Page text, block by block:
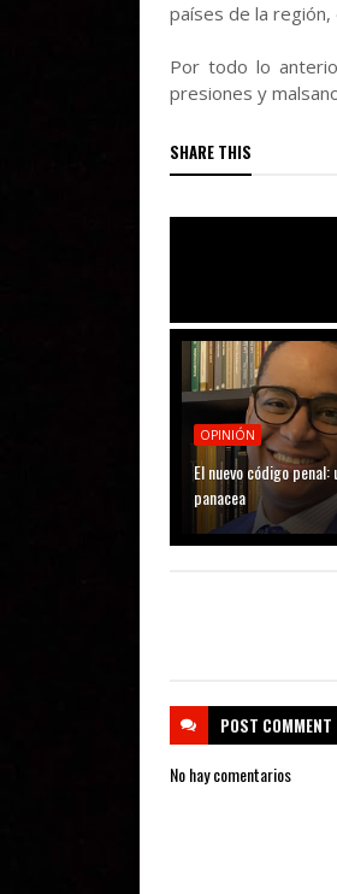
países de la región,
Por todo lo
presiones y
SHARE THIS
OPINIÓN
El nuevo código penal:
panacea
POST COMMENT
No hay comentarios